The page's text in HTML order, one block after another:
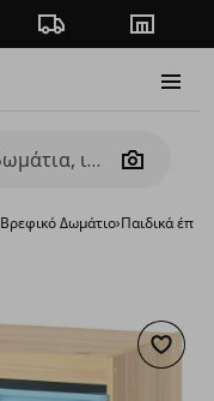
Πορεία παραγγελίας
Camera
Βρεφικό Δωμάτιο›Παιδικά